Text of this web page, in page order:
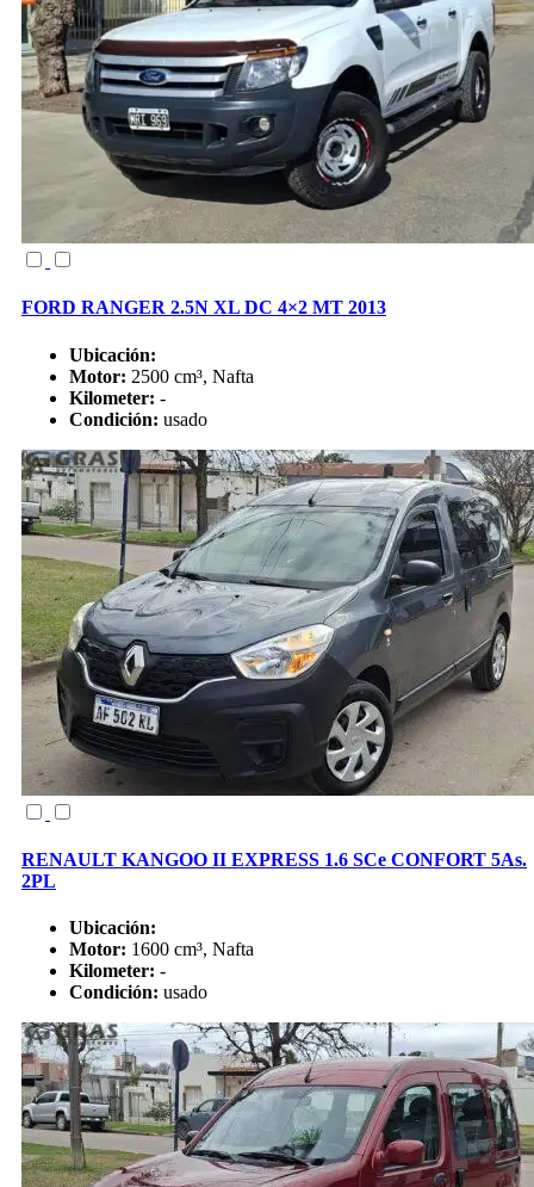
FORD RANGER 2.5N XL DC 4×2 MT 2013
Ubicación:
Motor: 2500 cm³, Nafta
Kilometer: -
Condición: usado
RENAULT KANGOO II EXPRESS 1.6 SCe CONFORT 5As.
2PL
Ubicación:
Motor: 1600 cm³, Nafta
Kilometer: -
Condición: usado